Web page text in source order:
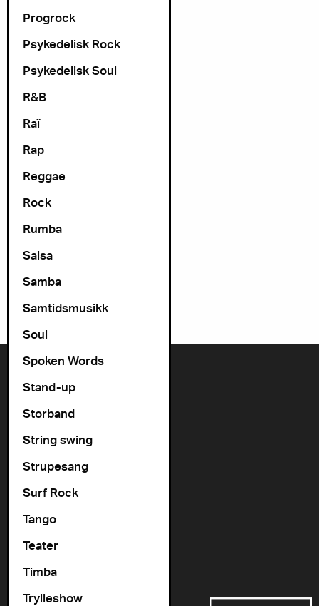
Progrock
Psykedelisk Rock
Psykedelisk Soul
R&B
Raï
Rap
Reggae
Rock
Rumba
Salsa
Samba
Samtidsmusikk
Soul
Spoken Words
Stand-up
Storband
String swing
Strupesang
Surf Rock
Tango
Teater
Timba
Trylleshow
+47 22 11 33 08
Vogts gate 64, 0477 Oslo
info@cosmopolite.no
Gå til vår spilleliste
Støttet av